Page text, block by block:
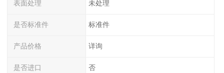
表面处理 未处理
是否标准件 标准件
产品价格 详询
是否进口 否